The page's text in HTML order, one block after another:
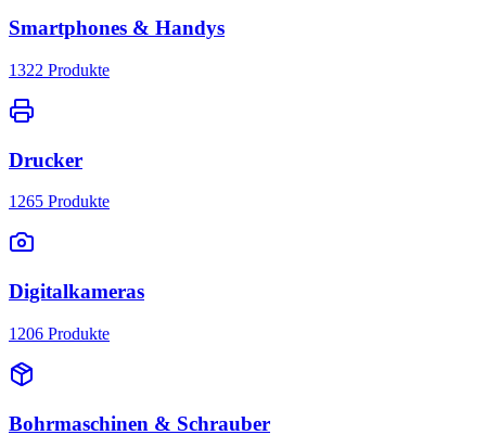
Smartphones & Handys
1322 Produkte
Drucker
1265 Produkte
Digitalkameras
1206 Produkte
Bohrmaschinen & Schrauber